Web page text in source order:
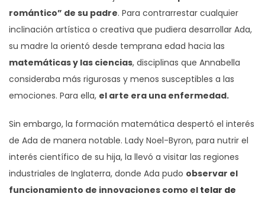
romántico” de su padre. Para contrarrestar cualquier
inclinación artística o creativa que pudiera desarrollar Ada,
su madre la orientó desde temprana edad hacia las
matemáticas y las ciencias, disciplinas que Annabella
consideraba más rigurosas y menos susceptibles a las
emociones. Para ella, el arte era una enfermedad.
Sin embargo, la formación matemática despertó el interés
de Ada de manera notable. Lady Noel-Byron, para nutrir el
interés científico de su hija, la llevó a visitar las regiones
industriales de Inglaterra, donde Ada pudo observar el
funcionamiento de innovaciones como el telar de